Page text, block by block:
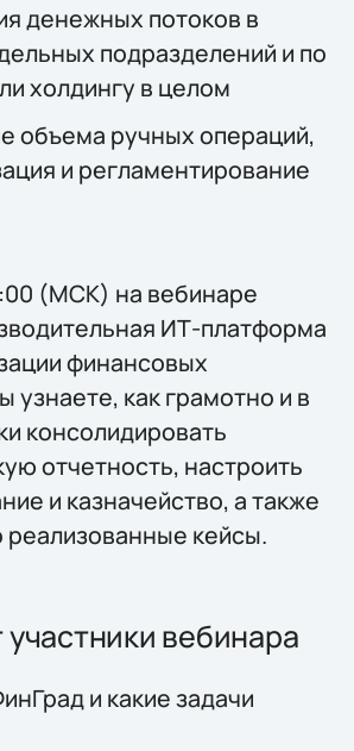
денежных потоков в
подразделений и по
холдингу в целом
объема ручных операций,
и регламентирование
(МСК) на вебинаре
ИТ-платформа
финансовых
узнаете, как грамотно и в
консолидировать
отчетность, настроить
и казначейство, а также
кейсы.
вебинара
и какие задачи